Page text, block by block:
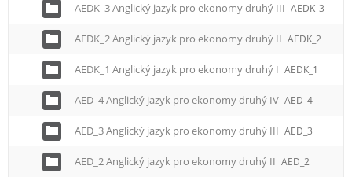
AEDK_3 Anglický jazyk pro ekonomy druhý III AEDK_3
AEDK_2 Anglický jazyk pro ekonomy druhý II AEDK_2
AEDK_1 Anglický jazyk pro ekonomy druhý I AEDK_1
AED_4 Anglický jazyk pro ekonomy druhý IV AED_4
AED_3 Anglický jazyk pro ekonomy druhý III AED_3
AED_2 Anglický jazyk pro ekonomy druhý II AED_2